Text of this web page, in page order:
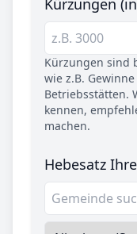
Kürzungen
Kürzungen sind
wie z.B.
Betriebsstätten.
kennen,
machen.
Hebesatz